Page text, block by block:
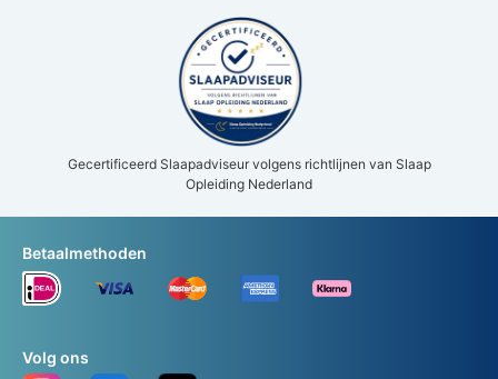
Gecertificeerd Slaapadviseur volgens richtlijnen van Slaap
Opleiding Nederland
Volg ons
Betaalmethoden